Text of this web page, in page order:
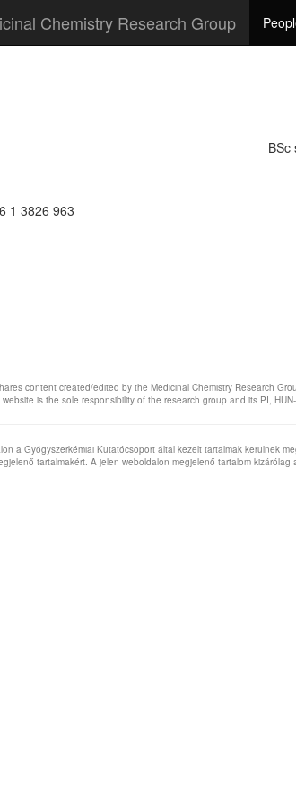
Chemistry Research Group
BSc
1 3826 963
content created/edited by the Medicinal Chemistry Research
is the sole responsibility of the research group and its PI,
a Gyógyszerkémiai Kutatócsoport által kezelt tartalmak kerülnek
tartalmakért. A jelen weboldalon megjelenő tartalom